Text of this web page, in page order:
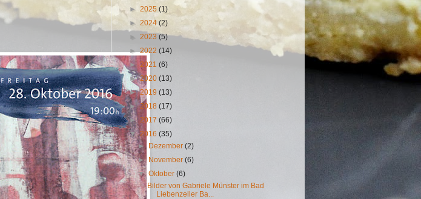
► 2025 (1)
► 2024 (2)
► 2023 (5)
►2022 (14)
► 2021 (6)
►2020 (13)
►2019 (13)
►2018 (17)
► 2017 (66)
▼2016 (35)
► Dezember(2)
► November(6)
▼Oktober(6)
Bilder von Gabriele Münster im Bad
Liebenzeller Ba...